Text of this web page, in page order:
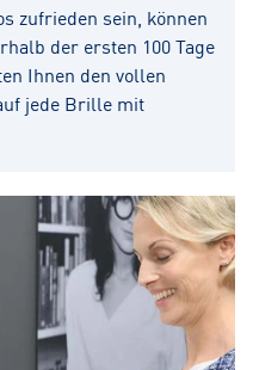
zufrieden sein, können
der ersten 100 Tage
Ihnen den vollen
jede Brille mit